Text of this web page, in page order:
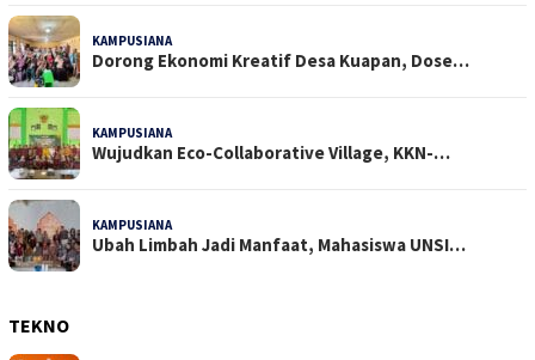
KAMPUSIANA
Dorong Ekonomi Kreatif Desa Kuapan, Dose…
KAMPUSIANA
Wujudkan Eco-Collaborative Village, KKN-…
KAMPUSIANA
Ubah Limbah Jadi Manfaat, Mahasiswa UNSI…
TEKNO